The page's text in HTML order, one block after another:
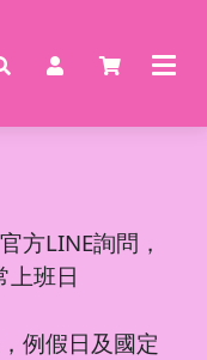
方LINE詢問，
上班日
例假日及國定